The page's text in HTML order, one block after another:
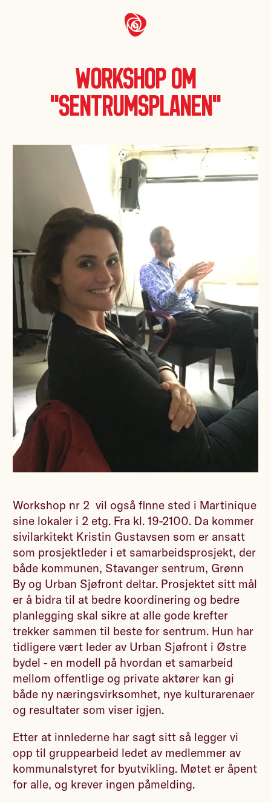
Workshop om
"Sentrumsplanen"
Workshop nr 2 vil også finne sted i Martinique
sine lokaler i 2 etg. Fra kl. 19-2100. Da kommer
sivilarkitekt Kristin Gustavsen som er ansatt
som prosjektleder i et samarbeidsprosjekt, der
både kommunen, Stavanger sentrum, Grønn
By og Urban Sjøfront deltar. Prosjektet sitt mål
er å bidra til at bedre koordinering og bedre
planlegging skal sikre at alle gode krefter
trekker sammen til beste for sentrum. Hun har
tidligere vært leder av Urban Sjøfront i Østre
bydel - en modell på hvordan et samarbeid
mellom offentlige og private aktører kan gi
både ny næringsvirksomhet, nye kulturarenaer
og resultater som viser igjen.
Etter at innlederne har sagt sitt så legger vi
opp til gruppearbeid ledet av medlemmer av
kommunalstyret for byutvikling. Møtet er åpent
for alle, og krever ingen påmelding.